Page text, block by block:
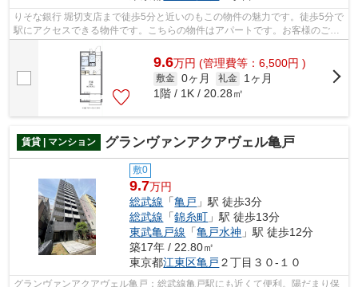
りそな銀行 堀切支店まで徒歩5分と近いのもこの物件の魅力です。徒歩5分で
駅にアクセスできる物件です。こちらの物件はアパートです。お客様のご希
望の物件の条件をお聞かせください。...
9.6万円 (管理費等：6,500円 )
敷金 0ヶ月 礼金
1ヶ月
1階 / 1K / 20.28㎡
賃貸 | マンション グランヴァンアクアヴェル亀戸
敷0
9.7万円
総武線 「亀戸 」駅 徒歩3分
総武線 「錦糸町 」駅 徒歩13分
東武亀戸線 「亀戸水神 」駅 徒歩12分
築17年 / 22.80㎡
東京都江東区亀戸 ２丁目３０-１０
グランヴァンアクアヴェル亀戸：総武線亀戸駅にも近くて便利。陽だまり保